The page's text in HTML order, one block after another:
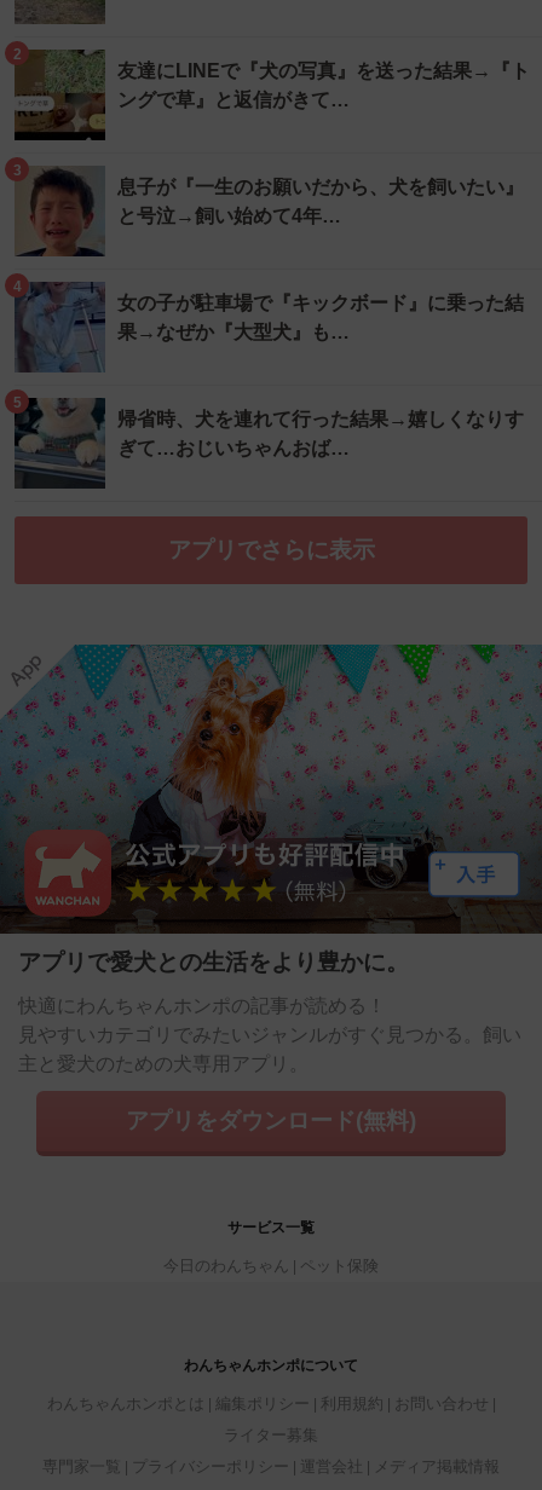
2
友達にLINEで『犬の写真』を送った結果→『ト
ングで草』と返信がきて…
3
息子が『一生のお願いだから、犬を飼いたい』
と号泣→飼い始めて4年…
4
女の子が駐車場で『キックボード』に乗った結
果→なぜか『大型犬』も…
5
帰省時、犬を連れて行った結果→嬉しくなりす
ぎて…おじいちゃんおば…
アプリでさらに表示
アプリで愛犬との生活をより豊かに。
快適にわんちゃんホンポの記事が読める！
見やすいカテゴリでみたいジャンルがすぐ見つかる。飼い
主と愛犬のための犬専用アプリ。
アプリをダウンロード(無料)
サービス一覧
今日のわんちゃん ペット保険
わんちゃんホンポについて
わんちゃんホンポとは 編集ポリシー 利用規約
お問い合わせ
ライター募集
専門家一覧
プライバシーポリシー 運営会社 メディア掲載情報